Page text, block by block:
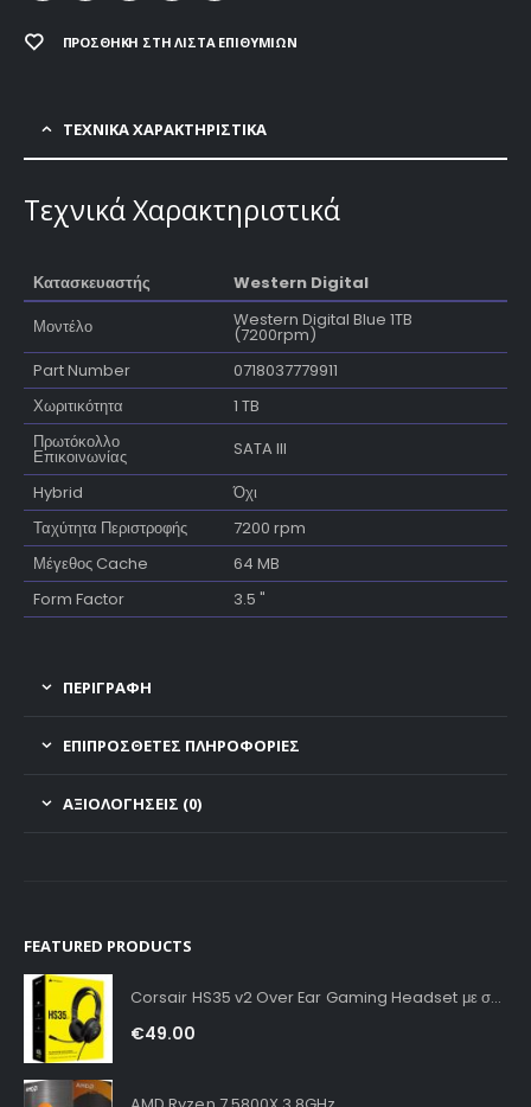
ΠΡΟΣΘΉΚΗ ΣΤΗ ΛΊΣΤΑ ΕΠΙΘΥΜΙΏΝ
ΤΕΧΝΙΚΑ ΧΑΡΑΚΤΗΡΙΣΤΙΚΑ
Τεχνικά Χαρακτηριστικά
Κατασκευαστής
Western Digital
Μοντέλο
Western Digital Blue 1TB
(7200rpm)
Part Number
0718037779911
Χωριτικότητα
1 TB
Πρωτόκολλο
Επικοινωνίας
SATA III
Hybrid
Όχι
Ταχύτητα Περιστροφής
7200 rpm
Μέγεθος Cache
64 MB
Form Factor
3.5 "
ΠΕΡΙΓΡΑΦΗ
ΕΠΙΠΡΌΣΘΕΤΕΣ ΠΛΗΡΟΦΟΡΊΕΣ
ΑΞΙΟΛΟΓΉΣΕΙΣ (0)
FEATURED PRODUCTS
Corsair HS35 v2 Over Ear Gaming Headset με σύνδεση 3.5mm Carbon for PC / PS4 / XBOX
€49.00